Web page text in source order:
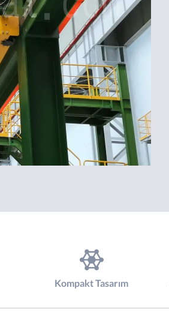
Kompakt Tasarım